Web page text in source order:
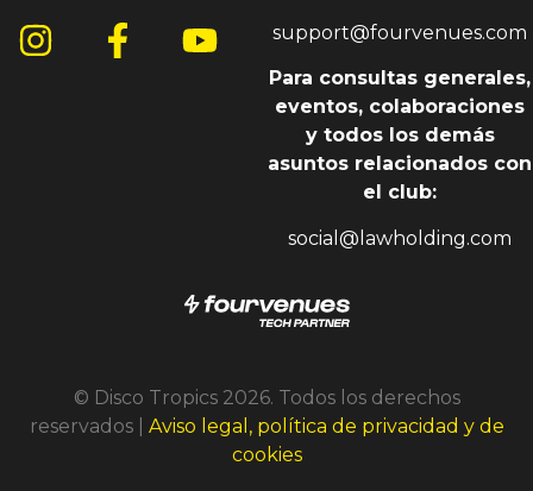
support@fourvenues.com
Para consultas generales,
eventos, colaboraciones
y todos los demás
asuntos relacionados con
el club:
social@lawholding.com
© Disco Tropics 2026. Todos los derechos
reservados | Aviso legal, política de privacidad y de
cookies